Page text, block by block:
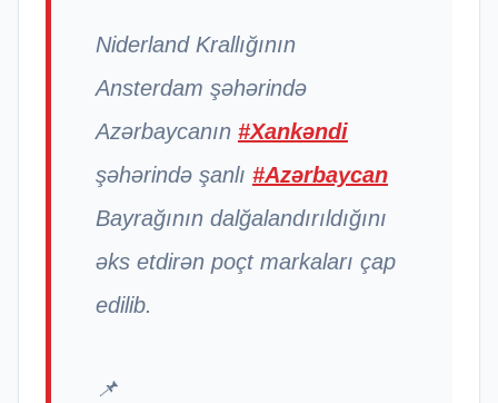
Niderland Krallığının
Ansterdam şəhərində
Azərbaycanın #Xankəndi
şəhərində şanlı #Azərbaycan
Bayrağının dalğalandırıldığını
əks etdirən poçt markaları çap
edilib.
📌